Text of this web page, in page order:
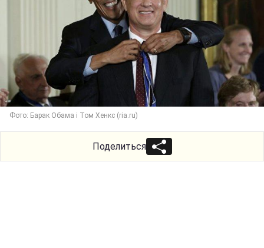
Фото: Барак Обама і Том Хенкс (ria.ru)
Поделиться